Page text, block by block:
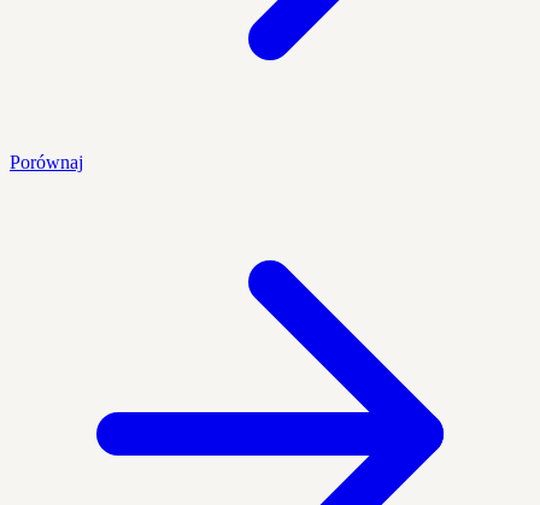
Porównaj